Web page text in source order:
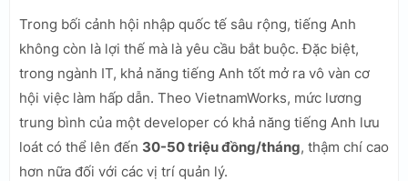
Trong bối cảnh hội nhập quốc tế sâu rộng, tiếng Anh
không còn là lợi thế mà là yêu cầu bắt buộc. Đặc biệt,
trong ngành IT, khả năng tiếng Anh tốt mở ra vô vàn cơ
hội việc làm hấp dẫn. Theo VietnamWorks, mức lương
trung bình của một developer có khả năng tiếng Anh lưu
loát có thể lên đến 30-50 triệu đồng/tháng, thậm chí cao
hơn nữa đối với các vị trí quản lý.